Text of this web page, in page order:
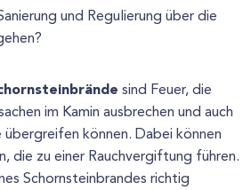
und Regulierung über die
sind Feuer, die
im Kamin ausbrechen und auch
können. Dabei können
die zu einer Rauchvergiftung führen.
Schornsteinbrandes richtig